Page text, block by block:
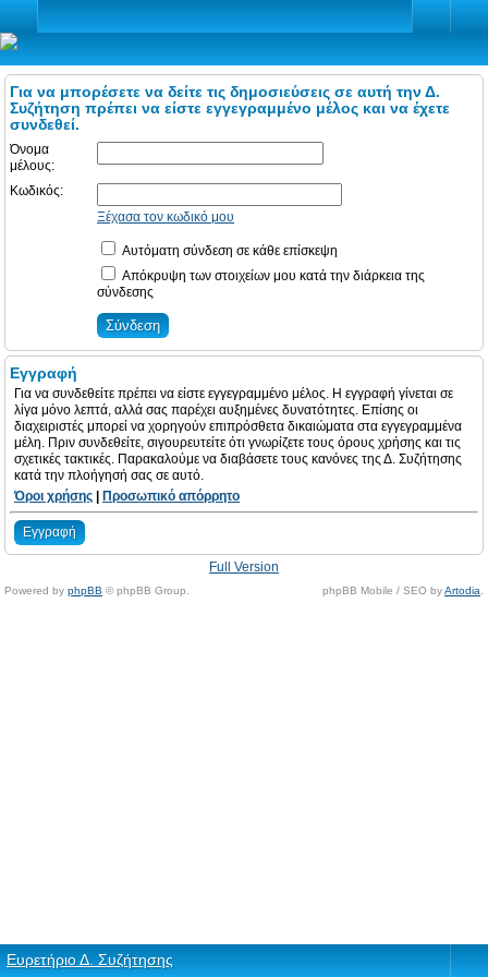
Για να μπορέσετε να δείτε τις δημοσιεύσεις σε αυτή την Δ.
Συζήτηση πρέπει να είστε εγγεγραμμένο μέλος και να έχετε
συνδεθεί.
Όνομα
μέλους:
Κωδικός:
Ξέχασα τον κωδικό μου
Αυτόματη σύνδεση σε κάθε επίσκεψη
Απόκρυψη των στοιχείων μου κατά την διάρκεια της
σύνδεσης
Εγγραφή
Για να συνδεθείτε πρέπει να είστε εγγεγραμμένο μέλος. Η εγγραφή γίνεται σε
λίγα μόνο λεπτά, αλλά σας παρέχει αυξημένες δυνατότητες. Επίσης οι
διαχειριστές μπορεί να χορηγούν επιπρόσθετα δικαιώματα στα εγγεγραμμένα
μέλη. Πριν συνδεθείτε, σιγουρευτείτε ότι γνωρίζετε τους όρους χρήσης και τις
σχετικές τακτικές. Παρακαλούμε να διαβάσετε τους κανόνες της Δ. Συζήτησης
κατά την πλοήγησή σας σε αυτό.
Όροι χρήσης
Προσωπικό απόρρητο
Εγγραφή
Full Version
Powered by phpBB © phpBB Group. phpBB Mobile / SEO byArtodia
Ευρετήριο Δ. Συζήτησης